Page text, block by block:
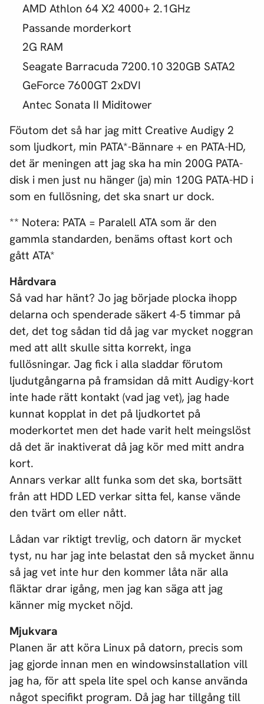
AMD Athlon 64 X2 4000+ 2.1GHz
Passande morderkort
2G RAM
Seagate Barracuda 7200.10 320GB SATA2
GeForce 7600GT 2xDVI
Antec Sonata II Miditower
Föutom det så har jag mitt Creative Audigy 2
som ljudkort, min PATA*-Bännare + en PATA-HD,
det är meningen att jag ska ha min 200G PATA-
disk i men just nu hänger (ja) min 120G PATA-HD i
som en fullösning, det ska snart ur dock.
** Notera: PATA = Paralell ATA som är den
gammla standarden, benäms oftast kort och
gått ATA*
Hårdvara
Så vad har hänt? Jo jag började plocka ihopp
delarna och spenderade säkert 4-5 timmar på
det, det tog sådan tid då jag var mycket noggran
med att allt skulle sitta korrekt, inga
fullösningar. Jag fick i alla sladdar förutom
ljudutgångarna på framsidan då mitt Audigy-kort
inte hade rätt kontakt (vad jag vet), jag hade
kunnat kopplat in det på ljudkortet på
moderkortet men det hade varit helt meingslöst
då det är inaktiverat då jag kör med mitt andra
kort.
Annars verkar allt funka som det ska, bortsätt
från att HDD LED verkar sitta fel, kanse vände
den tvärt om eller nått.
Lådan var riktigt trevlig, och datorn är mycket
tyst, nu har jag inte belastat den så mycket ännu
så jag vet inte hur den kommer låta när alla
fläktar drar igång, men jag kan säga att jag
känner mig mycket nöjd.
Mjukvara
Planen är att köra Linux på datorn, precis som
jag gjorde innan men en windowsinstallation vill
jag ha, för att spela lite spel och kanse använda
något specifikt program. Då jag har tillgång till